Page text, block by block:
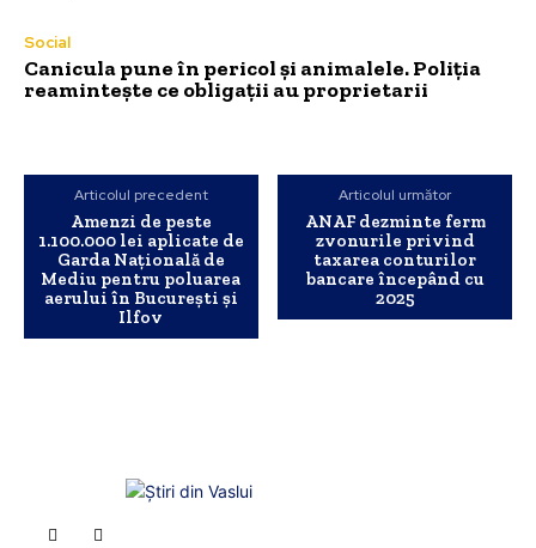
Social
Canicula pune în pericol și animalele. Poliția
reamintește ce obligații au proprietarii
Articolul precedent
Amenzi de peste
1.100.000 lei aplicate de
Garda Națională de
Mediu pentru poluarea
aerului în București și
Ilfov
Articolul următor
ANAF dezminte ferm
zvonurile privind
taxarea conturilor
bancare începând cu
2025